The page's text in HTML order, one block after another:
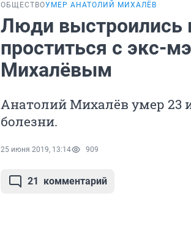
ОБЩЕСТВОУМЕР АНАТОЛИЙ МИХАЛЁВ
Люди выстроились
проститься с экс-
Михалёвым
Анатолий Михалёв умер 23
болезни.
25 июня 2019, 13:14 909
21 комментарий